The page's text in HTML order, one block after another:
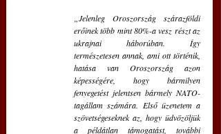
„Jelenleg Oroszország szárazföldi
erőinek több mint 80%-a vesz részt az
ukrajnai háborúban. Így
természetesen annak, ami ott történik,
hatása van Oroszország azon
képességére, hogy bármilyen
fenyegetést jelentsen bármely NATO-
tagállam számára. Első üzenetem a
szövetségeseknek az, hogy üdvözöljük
a példátlan támogatást, további